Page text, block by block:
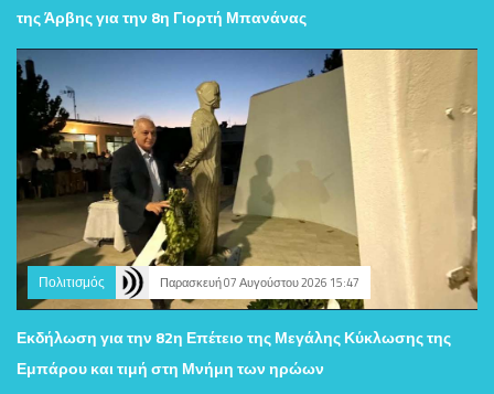
της Άρβης για την 8η Γιορτή Μπανάνας
Πολιτισμός Παρασκευή 07 Αυγούστου 2026 15:47
Εκδήλωση για την 82η Επέτειο της Μεγάλης Κύκλωσης της
Εμπάρου και τιμή στη Μνήμη των ηρώων